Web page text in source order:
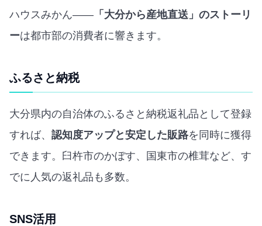
ハウスみかん—— 「大分から産地直送」のストーリ
ーは都市部の消費者に響きます。
ふるさと納税
大分県内の自治体のふるさと納税返礼品として登録
すれば、 認知度アップと安定した販路を同時に獲得
できます。臼杵市のかぼす、国東市の椎茸など、す
でに人気の返礼品も多数。
SNS活用